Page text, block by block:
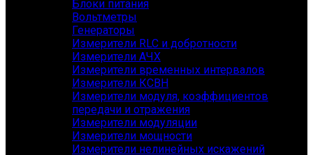
Блоки питания
Вольтметры
Генераторы
Измерители RLC и добротности
Измерители АЧХ
Измерители временных интервалов
Измерители КСВН
Измерители модуля, коэффициентов
передачи и отражения
Измерители модуляции
Измерители мощности
Измерители нелинейных искажений